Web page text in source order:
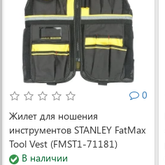
0
Жилет для ношения
инструментов STANLEY FatMax
Tool Vest (FMST1-71181)
В наличии